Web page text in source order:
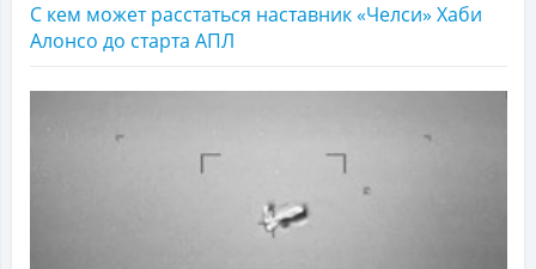
С кем может расстаться наставник «Челси» Хаби
Алонсо до старта АПЛ